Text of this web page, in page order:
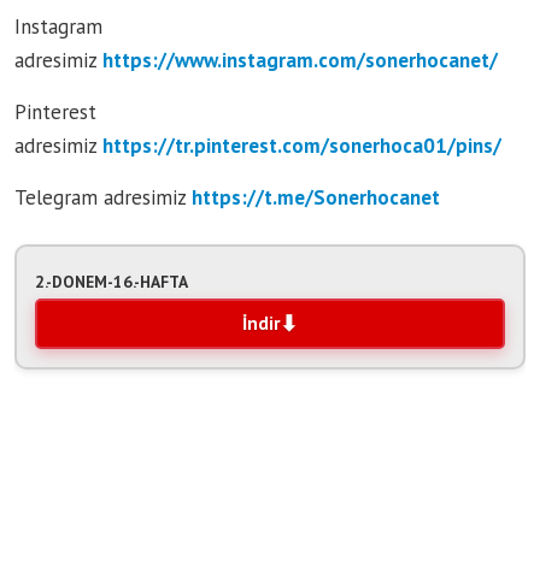
Instagram
adresimiz https://www.instagram.com/sonerhocanet/
Pinterest
adresimiz https://tr.pinterest.com/sonerhoca01/pins/
Telegram adresimiz https://t.me/Sonerhocanet
2.-DONEM-16.-HAFTA
İndir